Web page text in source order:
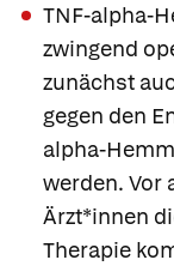
TNF-alpha-
zwingend
zunächst
gegen den
alpha-
werden. Vor
Ärzt*innen
Therapie